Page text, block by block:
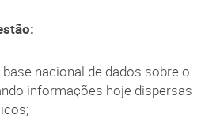
nacional de dados sobre o
informações hoje dispersas